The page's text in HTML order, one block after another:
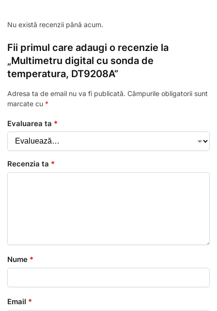
Nu există recenzii până acum.
Fii primul care adaugi o recenzie la
„Multimetru digital cu sonda de
temperatura, DT9208A”
Adresa ta de email nu va fi publicată. Câmpurile obligatorii sunt
marcate cu *
Evaluarea ta *
Recenzia ta *
Nume *
Email *